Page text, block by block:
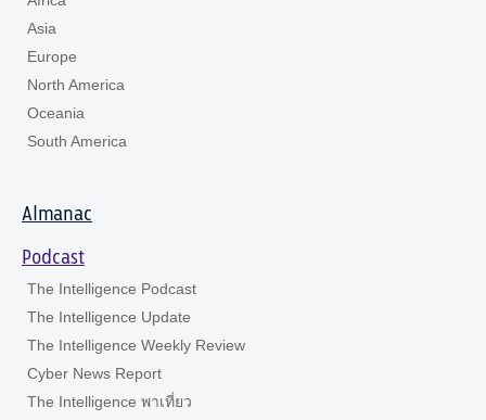
Asia
Europe
North America
Oceania
South America
Almanac
Podcast
The Intelligence Podcast
The Intelligence Update
The Intelligence Weekly Review
Cyber News Report
The Intelligence พาเที่ยว